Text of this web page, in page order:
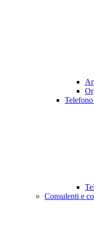
Telefono
Consulenti e